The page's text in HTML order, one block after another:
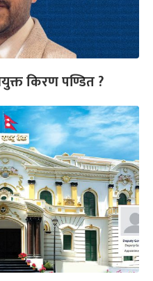
किरण पण्डित ?